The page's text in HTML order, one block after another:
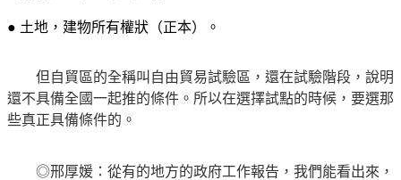
● 土地，建物所有權狀（正本）。
但自貿區的全稱叫自由貿易試驗區，還在試驗階段，說明
還不具備全國一起推的條件。所以在選擇試點的時候，要選那
些真正具備條件的。
◎邢厚媛：從有的地方的政府工作報告，我們能看出來，